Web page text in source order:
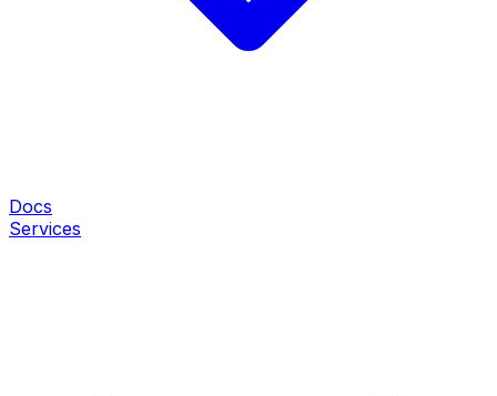
Docs
Services